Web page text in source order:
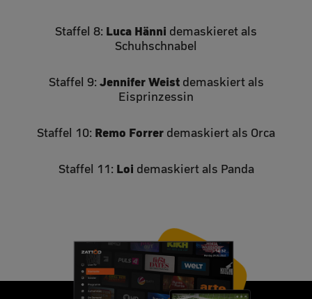
Staffel 8: Luca Hänni demaskieret als
Schuhschnabel
Staffel 9: Jennifer Weistdemaskiert als
Eisprinzessin
Staffel 10: Remo Forrer demaskiert als Orca
Staffel 11: Loi demaskiert als Panda